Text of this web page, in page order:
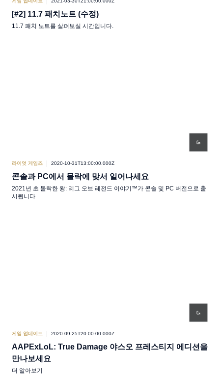
[#2] 11.7 패치노트 (수정)
11.7 패치 노트를 살펴보실 시간입니다.
라이엇 게임즈 2020-10-31T13:00:00.000Z
콘솔과 PC에서 몰락에 맞서 일어나세요
2021년 초 몰락한 왕: 리그 오브 레전드 이야기™가 콘솔 및 PC 버전으로 출
시됩니다
게임 업데이트 2020-09-25T20:00:00.000Z
AAPExLoL: True Damage 야스오 프레스티지 에디션을
만나보세요
더 알아보기